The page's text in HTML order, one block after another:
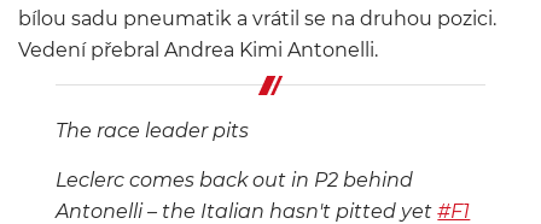
bílou sadu pneumatik a vrátil se na druhou pozici.
Vedení přebral Andrea Kimi Antonelli.
The race leader pits
Leclerc comes back out in P2 behind
Antonelli – the Italian hasn't pitted yet#F1